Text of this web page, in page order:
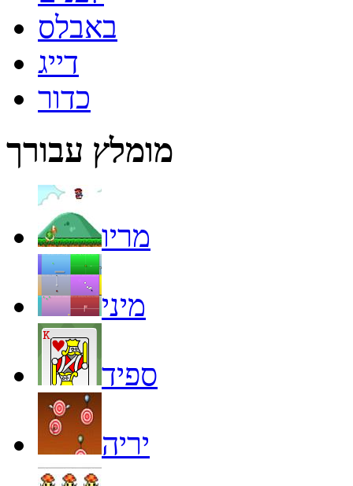
באבלס
דייג
כדור
מומלץ עבורך
מריו
מיני
ספיד
יריה